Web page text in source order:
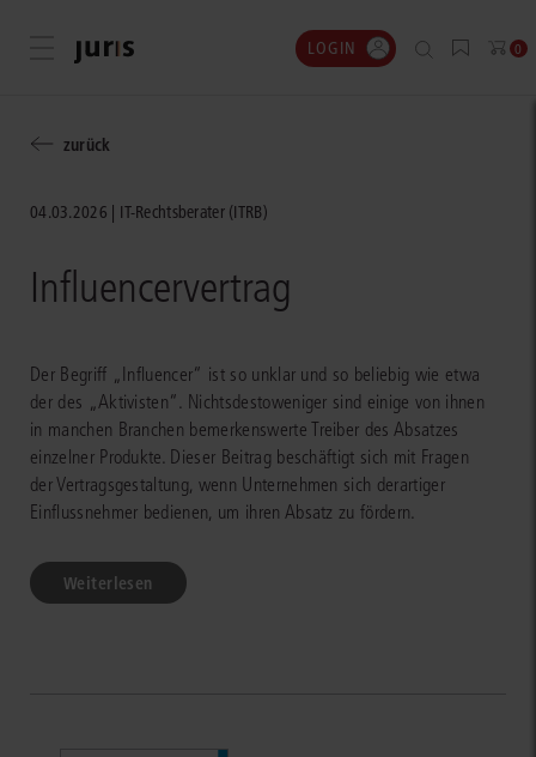
Menü öffnen LOGIN 0
zurück
04.03.2026 IT-Rechtsberater (ITRB)
Influencervertrag
Der Begriff „Influencer“ ist so unklar und so beliebig wie etwa
der des „Aktivisten“. Nichtsdestoweniger sind einige von ihnen
in manchen Branchen bemerkenswerte Treiber des Absatzes
einzelner Produkte. Dieser Beitrag beschäftigt sich mit Fragen
der Vertragsgestaltung, wenn Unternehmen sich derartiger
Einflussnehmer bedienen, um ihren Absatz zu fördern.
Weiterlesen